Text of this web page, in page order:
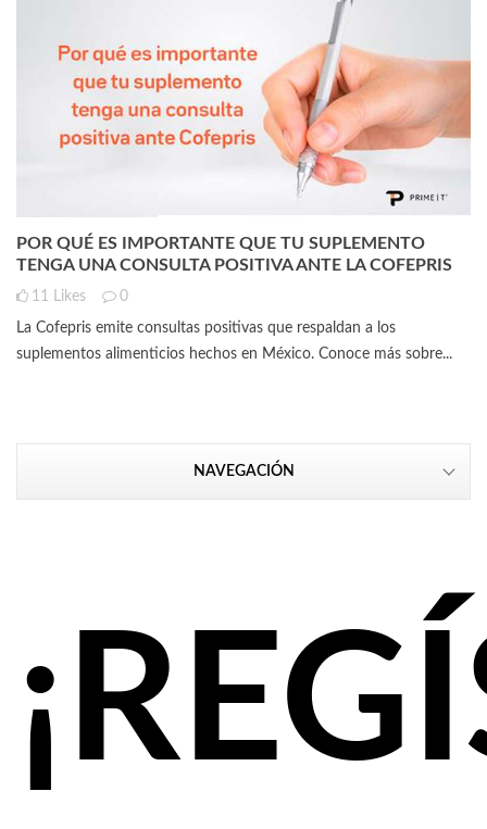
POR QUÉ ES IMPORTANTE QUE TU SUPLEMENTO
TENGA UNA CONSULTA POSITIVA ANTE LA COFEPRIS
11 Likes 0
La Cofepris emite consultas positivas que respaldan a los
suplementos alimenticios hechos en México. Conoce más sobre...
NAVEGACIÓN